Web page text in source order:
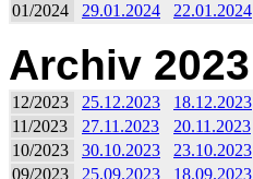
01/2024
29.01.2024 22.01.2024
Archiv 2023
12/2023 25.12.2023 18.12.2023
11/2023
27.11.2023 20.11.2023
10/2023
30.10.2023 23.10.2023
09/2023
25.09.2023 18.09.2023